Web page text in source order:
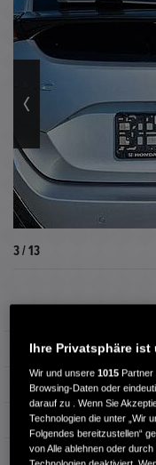
3 / 13
Kilometerstand
Kraftstoffart
Getriebe
Türen
Ihre Privatsphäre
Wir und unsere1015 Partner
Browsing-Daten oder
darauf zu . Wenn Sie
Technologien die unter „Wir
Folgendes bereitzustellen“
von Alle ablehnen oder